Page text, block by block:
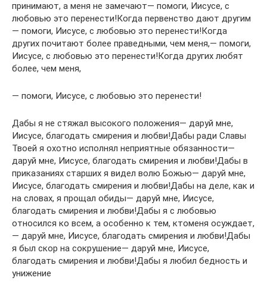
принимают, а меня не замечают— помоги, Иисусе, с
любовью это перенести!Когда первенство дают другим
— помоги, Иисусе, с любовью это перенести!Когда
других почитают более праведными, чем меня,— помоги,
Иисусе, с любовью это перенести!Когда других любят
более, чем меня,
— помоги, Иисусе, с любовью это перенести!
Дабы я не стяжал высокого положения— даруй мне,
Иисусе, благодать смирения и любви!Дабы ради Славы
Твоей я охотно исполнял неприятные обязанности—
даруй мне, Иисусе, благодать смирения и любви!Дабы в
приказаниях старших я видел волю Божью— даруй мне,
Иисусе, благодать смирения и любви!Дабы на деле, как и
на словах, я прощал обиды— даруй мне, Иисусе,
благодать смирения и любви!Дабы я с любовью
относился ко всем, а особенно к тем, ктоменя осуждает,
— даруй мне, Иисусе, благодать смирения и любви!Дабы
я был скор на сокрушение— даруй мне, Иисусе,
благодать смирения и любви!Дабы я любил бедность и
унижение